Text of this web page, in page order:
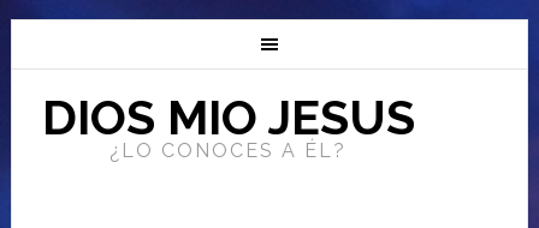
DIOS MIO JESUS
¿LO CONOCES A ÉL?